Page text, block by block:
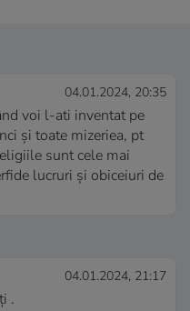
04.01.2024, 20:35
voi l-ati inventat pe
și toate mizeriea, pt
sunt cele mai
lucruri și obiceiuri de
04.01.2024, 21:17
.